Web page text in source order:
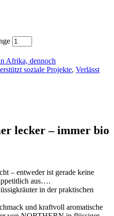
Afrika, dennoch
soziale Projekte, Verlässt
lecker – immer bio
– entweder ist gerade keine
aus….
in der praktischen
und kraftvoll aromatische